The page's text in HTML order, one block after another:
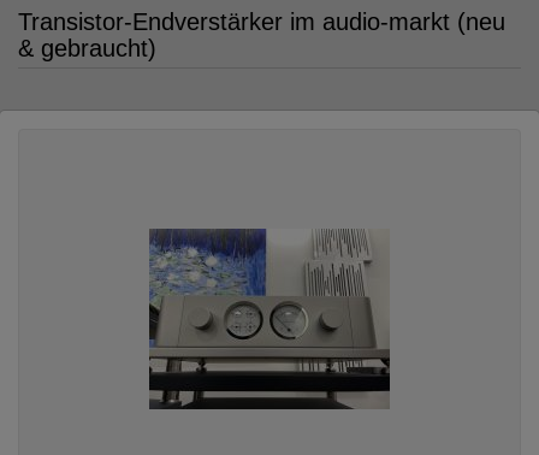
Transistor-Endverstärker im audio-markt (neu
& gebraucht)